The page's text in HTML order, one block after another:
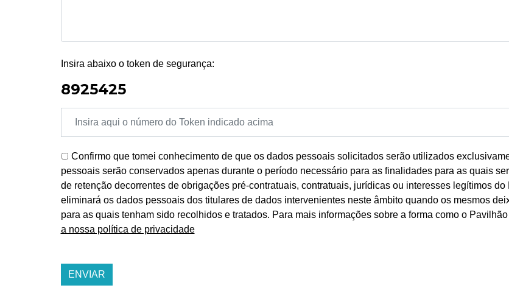
Insira abaixo o token de segurança:
8925425
Confirmo que tomei conhecimento de que os dados pessoais solicitados serão utilizados
pessoais serão conservados apenas durante o período necessário para as finalidades para as quais
de retenção decorrentes de obrigações pré-contratuais, contratuais, jurídicas ou interesses legítimos
eliminará os dados pessoais dos titulares de dados intervenientes neste âmbito quando os mesmos
para as quais tenham sido recolhidos e tratados. Para mais informações sobre a forma como o
a nossa política de privacidade
ENVIAR